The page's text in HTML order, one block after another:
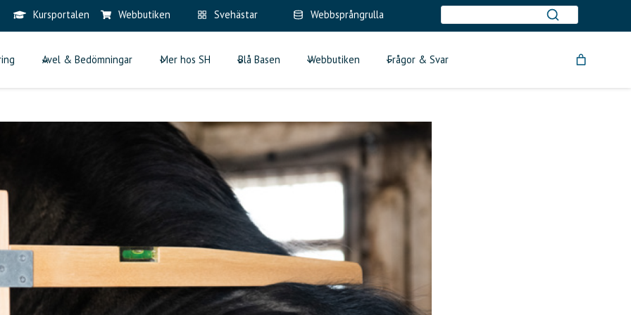
Kursportalen Webbutiken Svehästar Webbsprångrulla
Avel & Bedömningar Mer hos SH Blå Basen Webbutiken Frågor & Svar